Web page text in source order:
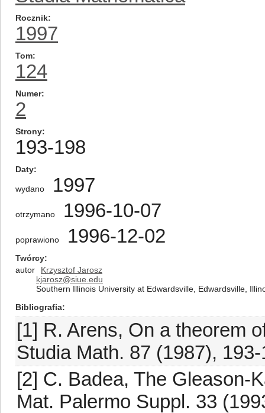
Rocznik
1997
Tom
124
Numer
2
Strony
193-198
Daty
wydano 1997
otrzymano 1996-10-07
poprawiono 1996-12-02
Twórcy
autor
Krzysztof Jarosz
kjarosz@siue.edu
Southern Illinois University at Edwardsville, Edwardsville,
Bibliografia
[1] R. Arens, On a theorem
Studia Math. 87 (1987),
[2] C. Badea, The Gleason-
Mat. Palermo Suppl. 33